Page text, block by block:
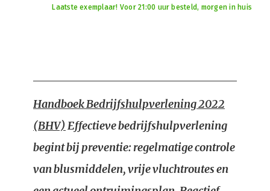
Laatste exemplaar! Voor 21:00 uur besteld, morgen in huis
Handboek Bedrijfshulpverlening 2022
(BHV) Effectieve bedrijfshulpverlening
begint bij preventie: regelmatige controle
van blusmiddelen, vrije vluchtroutes en